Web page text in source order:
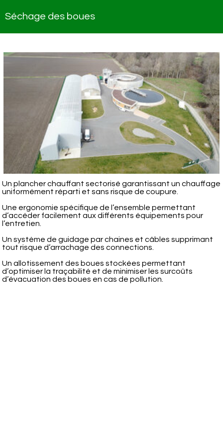
Séchage des boues
Un plancher chauffant sectorisé garantissant un chauffage
uniformément réparti et sans risque de coupure.
Une ergonomie spécifique de l’ensemble permettant
d’accéder facilement aux différents équipements pour
l’entretien.
Un système de guidage par chaines et câbles supprimant
tout risque d’arrachage des connections.
Un allotissement des boues stockées permettant
d’optimiser la traçabilité et de minimiser les surcoûts
d’évacuation des boues en cas de pollution.